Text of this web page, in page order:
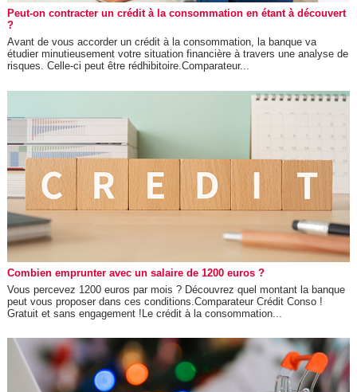
Peut-on contracter un crédit à la consommation en étant à découvert
?
Avant de vous accorder un crédit à la consommation, la banque va
étudier minutieusement votre situation financière à travers une analyse de
risques. Celle-ci peut être rédhibitoire.Comparateur...
Combien emprunter avec un salaire de 1200 euros ?
Vous percevez 1200 euros par mois ? Découvrez quel montant la banque
peut vous proposer dans ces conditions.Comparateur Crédit Conso !
Gratuit et sans engagement !Le crédit à la consommation...